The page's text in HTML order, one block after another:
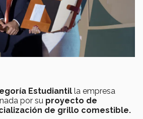
Estudiantil la empresa
por su proyecto de
de grillo comestible.